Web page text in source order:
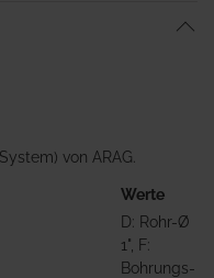
von ARAG.
Werte
D: Rohr-Ø
1", F:
Bohrungs-